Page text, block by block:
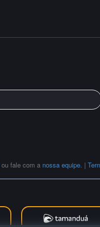
ou fale com a nossa equipe. |